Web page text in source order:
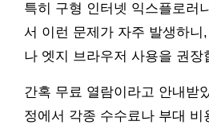
특히 구형 인터넷 익스플로러
서 이런 문제가 자주 발생하니
나 엣지 브라우저 사용을 권장
간혹 무료 열람이라고 안내받
정에서 각종 수수료나 부대 비